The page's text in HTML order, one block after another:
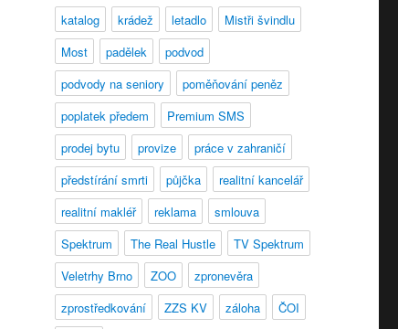
katalog
krádež letadlo
Mistři švindlu
Most
padělek
podvod
podvody na seniory
poměňování peněz
poplatek předem
Premium SMS
prodej bytu
provize
práce v zahraničí
předstírání smrti
půjčka
realitní kancelář
realitní makléř
reklama
smlouva
Spektrum
The Real Hustle
TV Spektrum
Veletrhy Brno
ZOO
zpronevěra
zprostředkování
ZZS KV záloha
ČOI